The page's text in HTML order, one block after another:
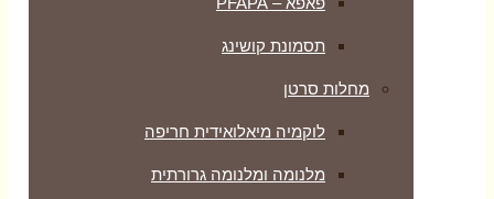
תסמונת קושינג
מחלות סרטן
לוקמיה מיאלואידית חריפה
מלנומה ומלנומה גרורתית